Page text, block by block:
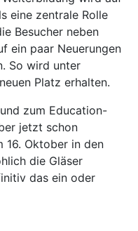
eine zentrale Rolle
Besucher neben
ein paar Neuerungen
So wird unter
Platz erhalten.
zum Education-
jetzt schon
16. Oktober in den
die Gläser
das ein oder